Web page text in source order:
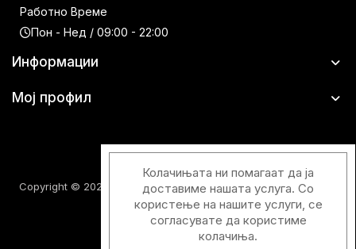
Работно Време
Пон - Нед / 09:00 - 22:00
Информации
Мој профил
Copyright © 2026 Шатци Парфимерии. Сите права задржани.
Колачињата ни помагаат да ја
доставиме нашата услуга. Со
користење на нашите услуги, се
согласувате да користиме
колачиња.